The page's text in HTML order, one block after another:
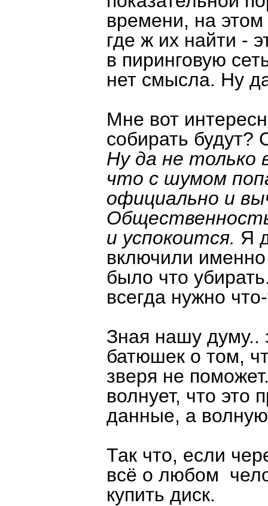
времени, на
где ж их найти -
в пиринговую
нет смысла. Ну
Мне вот
собирать
Ну да не только
что с шумом
официально и
и успокоится. Я
включили
было что
всегда нужно
Зная нашу думу..
батюшек о том,
зверя не
волнует, что это
данные, а
Так что, если
всё о любом
купить диск.